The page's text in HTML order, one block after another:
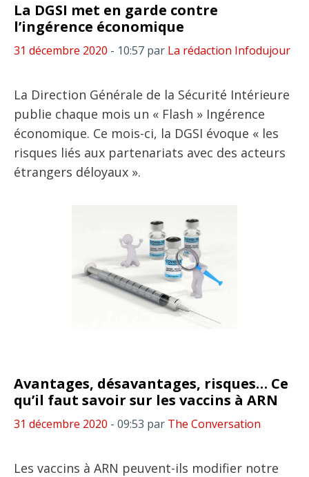
La DGSI met en garde contre
l’ingérence économique
31 décembre 2020 - 10:57 par La rédaction Infodujour
La Direction Générale de la Sécurité Intérieure
publie chaque mois un « Flash » Ingérence
économique. Ce mois-ci, la DGSI évoque « les
risques liés aux partenariats avec des acteurs
étrangers déloyaux ».
Avantages, désavantages, risques… Ce
qu’il faut savoir sur les vaccins à ARN
31 décembre 2020 - 09:53 par The Conversation
Les vaccins à ARN peuvent-ils modifier notre